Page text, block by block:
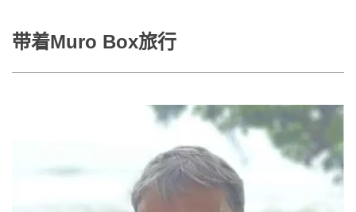
带着Muro Box旅行